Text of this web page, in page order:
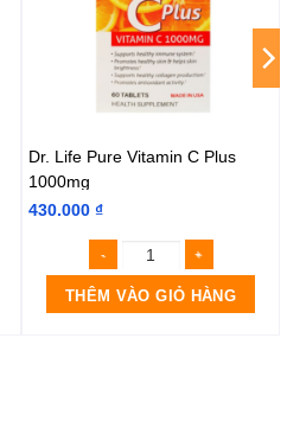
Dr. Life Pure Vitamin C Plus
1000mg
430.000 ₫
THÊM VÀO GIỎ HÀNG